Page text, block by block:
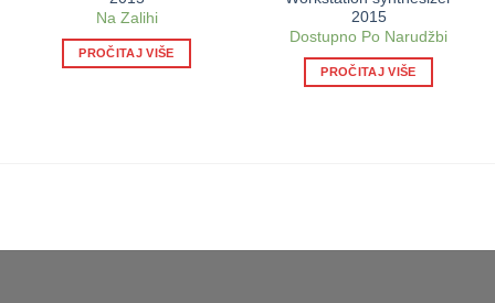
Na Zalihi
PROČITAJ VIŠE
2015
Dostupno Po Narudžbi
PROČITAJ VIŠE